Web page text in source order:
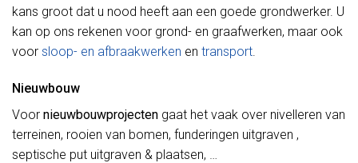
kans groot dat u nood heeft aan een goede grondwerker. U
kan op ons rekenen voor grond- en graafwerken, maar ook
voor sloop- en afbraakwerken en transport
Nieuwbouw
Voor nieuwbouwprojecten gaat het vaak over nivelleren van
terreinen, rooien van bomen, funderingen uitgraven ,
septische put uitgraven & plaatsen, …